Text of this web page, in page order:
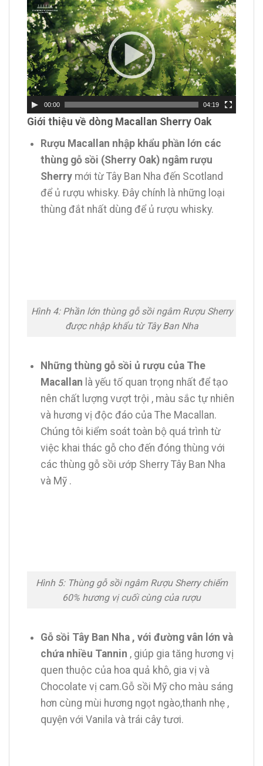
Trình
chơi
Video
00:00 04:19
Giới thiệu về dòng Macallan Sherry Oak
Rượu Macallan nhập khẩu phần lớn các
thùng gỗ sồi (Sherry Oak) ngâm rượu
Sherrymới từ Tây Ban Nha đến Scotland
để ủ rượu whisky. Đây chính là những loại
thùng đắt nhất dùng để ủ rượu whisky.
Hình 4: Phần lớn thùng gỗ sồi ngâm Rượu Sherry
được nhập khẩu từ Tây Ban Nha
Những thùng gỗ sồi ủ rượu của The
Macallan là yếu tố quan trọng nhất để tạo
nên chất lượng vượt trội , màu sắc tự nhiên
và hương vị độc đáo của The Macallan.
Chúng tôi kiểm soát toàn bộ quá trình từ
việc khai thác gỗ cho đến đóng thùng với
các thùng gỗ sồi ướp Sherry Tây Ban Nha
và Mỹ .
Hình 5: Thùng gỗ sồi ngâm Rượu Sherry chiếm
60% hương vị cuối cùng của rượu
Gỗ sồi Tây Ban Nha , với đường vân lớn và
chứa nhiều Tannin , giúp gia tăng hương vị
quen thuộc của hoa quả khô, gia vị và
Chocolate vị cam.Gỗ sồi Mỹ cho màu sáng
hơn cùng mùi hương ngọt ngào,thanh nhẹ ,
quyện với Vanila và trái cây tươi.